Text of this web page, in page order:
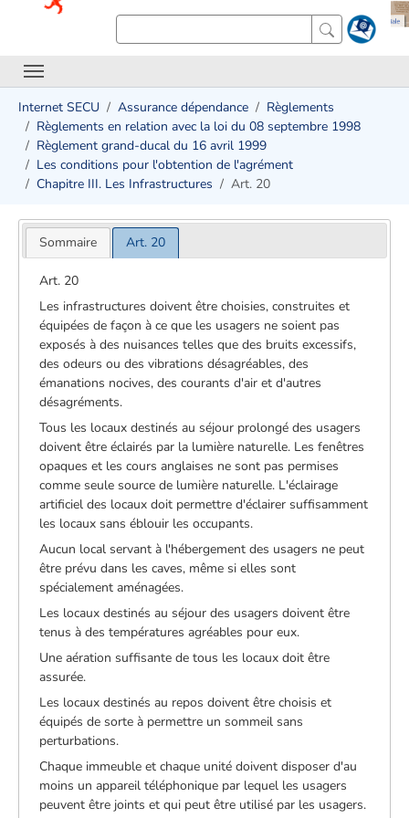
Internet SECU Assurance dépendance
Règlements
Règlements en relation avec la loi du 08 septembre 1998
Règlement grand-ducal du 16 avril 1999
Les conditions pour l'obtention de l'agrément
Chapitre III. Les Infrastructures
Art. 20
Sommaire Art. 20
Art. 20
Les infrastructures doivent être choisies, construites et
équipées de façon à ce que les usagers ne soient pas
exposés à des nuisances telles que des bruits excessifs,
des odeurs ou des vibrations désagréables, des
émanations nocives, des courants d'air et d'autres
désagréments.
Tous les locaux destinés au séjour prolongé des usagers
doivent être éclairés par la lumière naturelle. Les fenêtres
opaques et les cours anglaises ne sont pas permises
comme seule source de lumière naturelle. L'éclairage
artificiel des locaux doit permettre d'éclairer suffisamment
les locaux sans éblouir les occupants.
Aucun local servant à l'hébergement des usagers ne peut
être prévu dans les caves, même si elles sont
spécialement aménagées.
Les locaux destinés au séjour des usagers doivent être
tenus à des températures agréables pour eux.
Une aération suffisante de tous les locaux doit être
assurée.
Les locaux destinés au repos doivent être choisis et
équipés de sorte à permettre un sommeil sans
perturbations.
Chaque immeuble et chaque unité doivent disposer d'au
moins un appareil téléphonique par lequel les usagers
peuvent être joints et qui peut être utilisé par les usagers.